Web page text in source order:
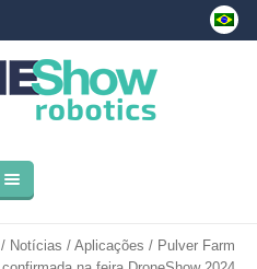
/ Notícias / Aplicações / Pulver Farm